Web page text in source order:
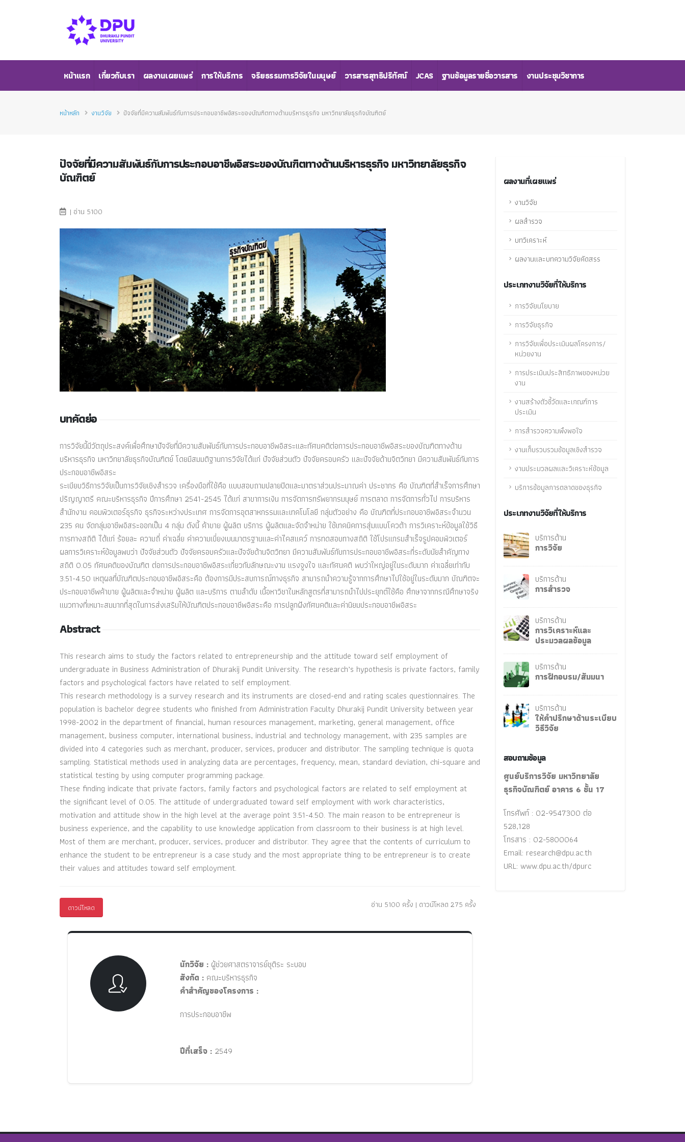
หน้าแรก เกี่ยวกับเรา ผลงานเผยแพร่ การให้บริการ จริยธรรมการวิจัยในมนุษย์ วารสารสุทธิปริทัศน์ JCAS ฐานข้อมูลรายชื่อวารสาร งานประชุมวิชาการ
หน้าหลัก งานวิจัย ปัจจัยที่มีความสัมพันธ์กับการประกอบอาชีพอิสระของบัณฑิตทางด้านบริหารธุรกิจ มหาวิทยาลัยธุรกิจบัณฑิตย์
ปัจจัยที่มีความสัมพันธ์กับการประกอบอาชีพอิสระของบัณฑิตทางด้านบริหารธุรกิจ มหาวิทยาลัยธุรกิจ
บัณฑิตย์
| อ่าน 5100
บทคัดย่อ
การวิจัยนี้มีวัตถุประสงค์เพื่อศึกษาปัจจัยที่มีความสัมพันธ์กับการประกอบอาชีพอิสระและทัศนคติต่อการประกอบอาชีพอิสระของบัณฑิตทางด้าน
บริหารธุรกิจ มหาวิทยาลัยธุรกิจบัณฑิตย์ โดยมีสมมติฐานการวิจัยได้แก่ ปัจจัยส่วนตัว ปัจจัยครอบครัว และปัจจัยด้านจิตวิทยา มีความสัมพันธ์กับการ
ประกอบอาชีพอิสระ
ระเบียบวิธีการวิจัยเป็นการวิจัยเชิงสำรวจ เครื่องมือที่ใช้คือ แบบสอบถามปลายปิดและมาตราส่วนประมาณค่า ประชากร คือ บัณฑิตที่สำเร็จการศึกษา
ปริญญาตรี คณะบริหารธุรกิจ ปีการศึกษา 2541-2545 ได้แก่ สาขาการเงิน การจัดการทรัพยากรมนุษย์ การตลาด การจัดการทั่วไป การบริหาร
สำนักงาน คอมพิวเตอร์ธุรกิจ ธุรกิจระหว่างประเทศ การจัดการอุตสาหกรรมและเทคโนโลยี กลุ่มตัวอย่าง คือ บัณฑิตที่ประกอบอาชีพอิสระจำนวน
235 คน จัดกลุ่มอาชีพอิสระออกเป็น 4 กลุ่ม ดังนี้ ค้าขาย ผู้ผลิต บริการ ผู้ผลิตและจัดจำหน่าย ใช้เทคนิคการสุ่มแบบโควต้า การวิเคราะห์ข้อมูลใช้วิธี
การทางสถิติ ได้แก่ ร้อยละ ความถี่ ค่าเฉลี่ย ค่าความเบี่ยงเบนมาตรฐานและค่าไคสแคว์ การทดสอบทางสถิติ ใช้โปรแกรมสำเร็จรูปคอมพิวเตอร์
ผลการวิเคราะห์ข้อมูลพบว่า ปัจจัยส่วนตัว ปัจจัยครอบครัวและปัจจัยด้านจิตวิทยา มีความสัมพันธ์กับการประกอบอาชีพอิสระที่ระดับนัยสำคัญทาง
สถิติ 0.05 ทัศนคติของบัณฑิต ต่อการประกอบอาชีพอิสระเกี่ยวกับลักษณะงาน แรงจูงใจ และทัศนคติ พบว่าใหญ่อยู่ในระดับมาก ค่าเฉลี่ยเท่ากับ
3.51-4.50 เหตุผลที่บัณฑิตประกอบอาชีพอิสระคือ ต้องการมีประสบการณ์ทางธุรกิจ สามารถนำความรู้จากการศึกษาไปใช้อยู่ในระดับมาก บัณฑิตจะ
ประกอบอาชีพค้าขาย ผู้ผลิตและจำหน่าย ผู้ผลิต และบริการ ตามลำดับ เนื้อหาวิชาในหลักสูตรที่สามารถนำไปประยุกต์ใช้คือ ศึกษาจากกรณีศึกษาจริง
แนวทางที่เหมาะสมมากที่สุดในการส่งเสริมให้บัณฑิตประกอบอาชีพอิสระคือ การปลูกฝังทัศนคติและค่านิยมประกอบอาชีพอิสระ
Abstract
This research aims to study the factors related to entrepreneurship and the attitude toward self employment of
undergraduate in Business Administration of Dhurakij Pundit University. The research’s hypothesis is private factors, family
factors and psychological factors have related to self employment.
This research methodology is a survey research and its instruments are closed-end and rating scales questionnaires. The
population is bachelor degree students who finished from Administration Faculty Dhurakij Pundit University between year
1998-2002 in the department of financial, human resources management, marketing, general management, office
management, business computer, international business, industrial and technology management, with 235 samples are
divided into 4 categories such as merchant, producer, services, producer and distributor. The sampling technique is quota
sampling. Statistical methods used in analyzing data are percentages, frequency, mean, standard deviation, chi-square and
statistical testing by using computer programming package.
These finding indicate that private factors, family factors and psychological factors are related to self employment at
the significant level of 0.05. The attitude of undergraduated toward self employment with work characteristics,
motivation and attitude show in the high level at the average point 3.51-4.50. The main reason to be entrepreneur is
business experience, and the capability to use knowledge application from classroom to their business is at high level.
Most of them are merchant, producer, services, producer and distributor. They agree that the contents of curriculum to
enhance the student to be entrepreneur is a case study and the most appropriate thing to be entrepreneur is to create
their values and attitudes toward self employment.
ดาวน์โหลด อ่าน 5100 ครั้ง | ดาวน์โหลด 275 ครั้ง
นักวิจัย : ผู้ช่วยศาสตราจารย์ชุติระ ระบอบ
สังกัด : คณะบริหารธุรกิจ
คำสำคัญของโครงการ :
การประกอบอาชีพ
ปีที่เสร็จ : 2549
ผลงานที่เผยแพร่
งานวิจัย
ผลสำรวจ
บทวิเคราะห์
ผลงานและบทความวิจัยคัดสรร
ประเภทงานวิจัยที่ให้บริการ
การวิจัยนโยบาย
การวิจัยธุรกิจ
การวิจัยเพื่อประเมินผลโครงการ/
หน่วยงาน
การประเมินประสิทธิภาพของหน่วย
งาน
งานสร้างตัวชี้วัดและเกณฑ์การ
ประเมิน
การสำรวจความพึงพอใจ
งานเก็บรวบรวมข้อมูลเชิงสำรวจ
งานประมวลผลและวิเคราะห์ข้อมูล
บริการข้อมูลการตลาดของธุรกิจ
ประเภทงานวิจัยที่ให้บริการ
บริการด้าน
การวิจัย
บริการด้าน
การสำรวจ
บริการด้าน
การวิเคราะห์และ
ประมวลผลข้อมูล
บริการด้าน
การฝึกอบรม/สัมมนา
บริการด้าน
ให้คำปรึกษาด้านระเบียบ
วิธีวิจัย
สอบถามข้อมูล
ศูนย์บริการวิจัย มหาวิทยาลัย
ธุรกิจบัณฑิตย์ อาคาร 6 ชั้น 17
โทรศัพท์ : 02-9547300 ต่อ
528,128
โทรสาร : 02-5800064
Email: research@dpu.ac.th
URL: www.dpu.ac.th/dpurc